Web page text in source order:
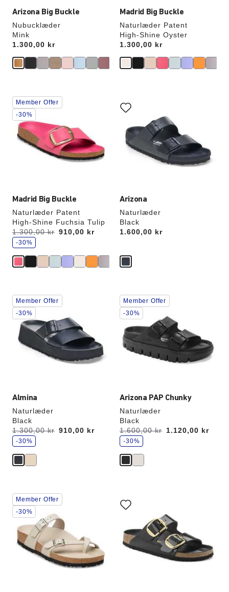
Arizona Big Buckle
Nubucklæder
Mink
Price:
1.300,00 kr
Madrid Big Buckle
Naturlæder Patent
High-Shine Oyster
Price:
1.300,00 kr
Madrid Big Buckle
Naturlæder Patent
High-Shine Fuchsia Tulip
Før:
1.300,00 kr
nu 910,00 kr
s
p
a
r
-30%
Interaktion
med
prøvefarver
opdatere
produktbilledet
Member Offer
-30%
Arizona
Naturlæder
Black
Price:
1.600,00 kr
med
prøvefarver
opdatere
produktbilledet
Almina
Naturlæder
Black
Før:
1.300,00 kr
nu 910,00 kr
s
p
a
r
-30%
Interaktion
med
prøvefarver
opdatere
produktbilledet
Member Offer
-30%
Arizona PAP Chunky
Naturlæder
Black
Før:
1.600,00 kr
nu 1.120,00 kr
s
p
a
r
-30%
Interaktion
med
prøvefarver
opdatere
produktbilledet
Member Offer
-30%
Interaktion
med
prøvefarver
opdatere
produktbilledet
Member Offer
-30%
med
prøvefarver
opdatere
produktbilledet